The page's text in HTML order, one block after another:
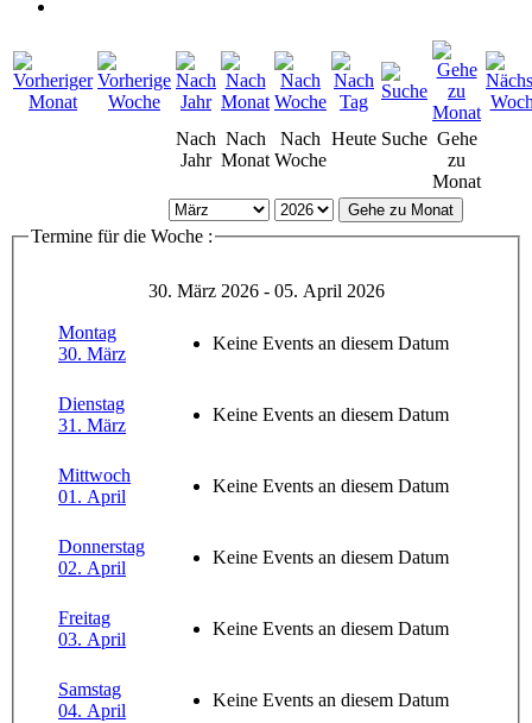
Nach
Jahr
Nach
Monat
Nach
Woche
Heute Suche Gehe
zu
Monat
Gehe zu Monat
Termine für die Woche :
30. März 2026 - 05. April 2026
Montag
30. März
Keine Events an diesem Datum
Dienstag
31. März
Keine Events an diesem Datum
Mittwoch
01. April
Keine Events an diesem Datum
Donnerstag
02. April
Keine Events an diesem Datum
Freitag
03. April
Keine Events an diesem Datum
Samstag
04. April
Keine Events an diesem Datum